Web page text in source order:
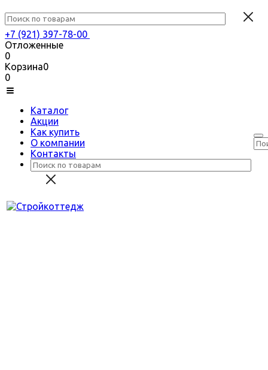
+7 (921) 397-78-00
Отложенные
0
Корзина0
0
Каталог
Акции
Как купить
О компании
Контакты